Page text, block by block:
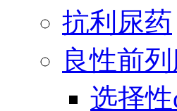
抗利尿药
良性前
选择